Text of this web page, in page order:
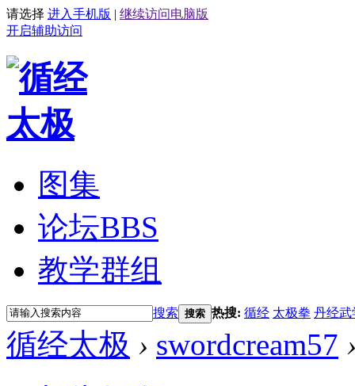
请选择 进入手机版 | 继续访问电脑版
开启辅助访问
图集
论坛BBS
教学群组
搜索 搜索 热搜: 循经 太极拳 丹经武
循经太极 › swordcream57